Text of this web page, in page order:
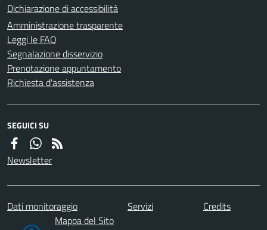
Dichiarazione di accessibilità
Amministrazione trasparente
Leggi le FAQ
Segnalazione disservizio
Prenotazione appuntamento
Richiesta d'assistenza
SEGUICI SU
Newsletter
Dati monitoraggio Servizi
Credits
Mappa del Sito